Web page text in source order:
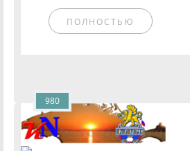
ПОЛНОСТЬЮ
980